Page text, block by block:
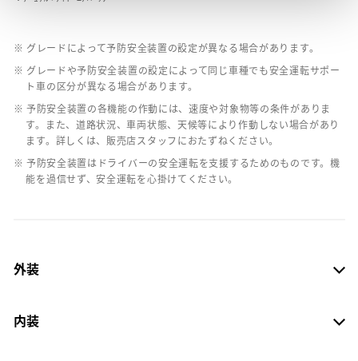
※ グレードによって予防安全装置の設定が異なる場合があります。
※ グレードや予防安全装置の設定によって同じ車種でも安全運転サポー
ト車の区分が異なる場合があります。
※ 予防安全装置の各機能の作動には、速度や対象物等の条件がありま
す。また、道路状況、車両状態、天候等により作動しない場合があり
ます。詳しくは、販売店スタッフにおたずねください。
※ 予防安全装置はドライバーの安全運転を支援するためのものです。機
能を過信せず、安全運転を心掛けてください。
外装
内装